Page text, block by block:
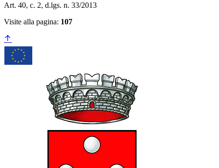
Art. 40, c. 2, d.lgs. n. 33/2013
Visite alla pagina: 107